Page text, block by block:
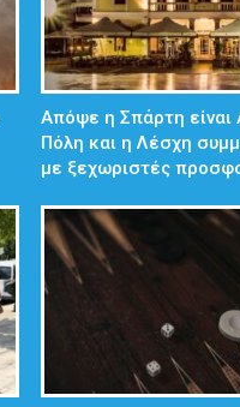
Απόψε η Σπάρτη είναι
Πόλη και η Λέσχη
με ξεχωριστές